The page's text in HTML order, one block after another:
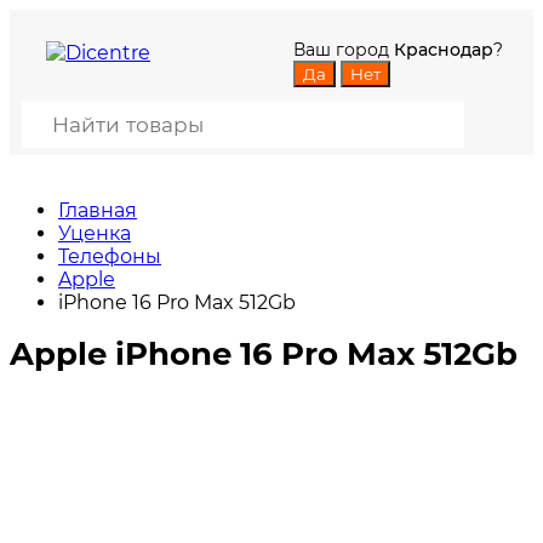
Ваш город Краснодар?
Главная
Уценка
Телефоны
Apple
iPhone 16 Pro Max 512Gb
Apple iPhone 16 Pro Max 512Gb